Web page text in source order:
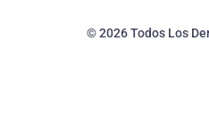
© 2026 Todos Los